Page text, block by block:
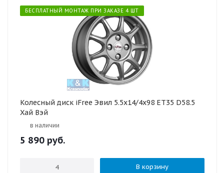
БЕСПЛАТНЫЙ МОНТАЖ ПРИ ЗАКАЗЕ 4 ШТ
Колесный диск iFree Эвил 5.5x14/4x98 ET35 D58.5
Хай Вэй
в наличии
5 890 руб.
В корзину